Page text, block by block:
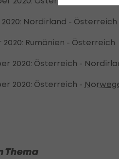
2020: Nordirland - Österreich
2020: Rumänien - Österreich
2020: Österreich -
2020: Österreich -
Thema